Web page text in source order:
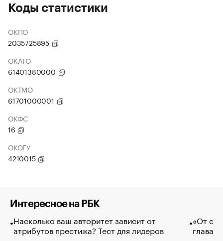
Коды статистики
ОКПО
2035725895
ОКАТО
61401380000
ОКТМО
61701000001
ОКФС
16
ОКОГУ
4210015
Интересное на РБК
Насколько ваш авторитет зависит от
атрибутов престижа? Тест для лидеров
«От
глава